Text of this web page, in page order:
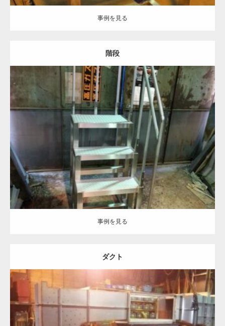
事例を見る
階段
ステンレス-HL 建築金物 フレーム加工 溶接加工
理
事例を見る
事例を見る
ダクト
Category: ステンレス-#400(研磨) 半導体部品 機械部品 フレーム加工